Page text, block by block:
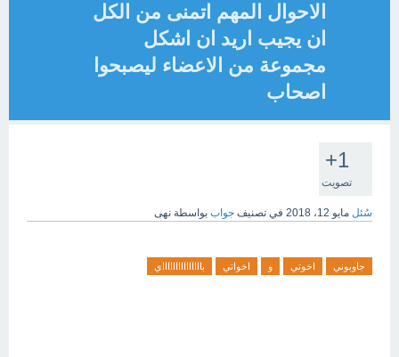
الاحوال المهم اتمنى من الكل
ان يجيب اريد ان اشكل
مجموعة من الاعضاء ليصبحوا
اصحاب
+1
تصويت
سُئل مايو 12، 2018 في تصنيف جواب بواسطة نهى
جاوبوني اخوتي و اخواتي باااااااااااااااي